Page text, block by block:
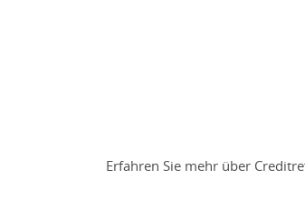
Erfahren Sie mehr über